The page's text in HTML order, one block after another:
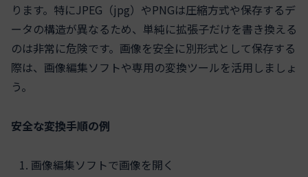
ります。特にJPEG（jpg）やPNGは圧縮方式や保存するデ
ータの構造が異なるため、単純に拡張子だけを書き換える
のは非常に危険です。画像を安全に別形式として保存する
際は、画像編集ソフトや専用の変換ツールを活用しましょ
う。
安全な変換手順の例
画像編集ソフトで画像を開く